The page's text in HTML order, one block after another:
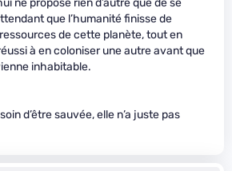
ne propose rien d’autre que de se
que l’humanité finisse de
de cette planète, tout en
à en coloniser une autre avant que
inhabitable.
d’être sauvée, elle n’a juste pas